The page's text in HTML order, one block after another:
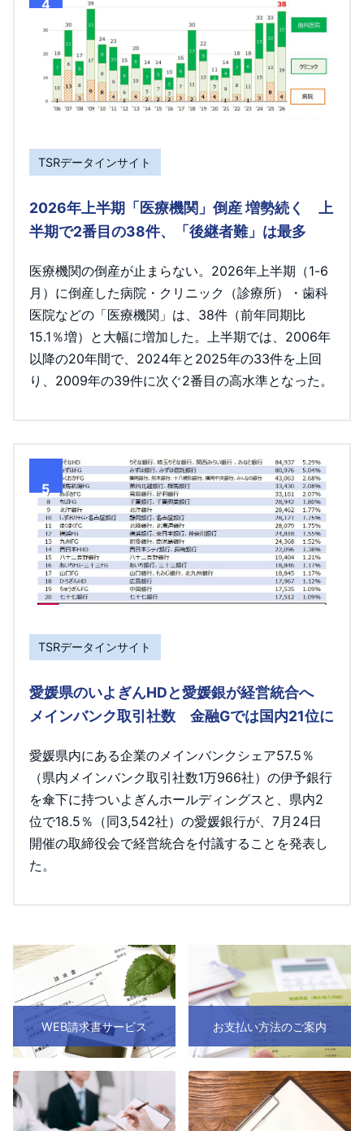
4
TSRデータインサイト
2026年上半期「医療機関」倒産 増勢続く 上
半期で2番目の38件、「後継者難」は最多
医療機関の倒産が止まらない。2026年上半期（1-6
月）に倒産した病院・クリニック（診療所）・歯科
医院などの「医療機関」は、38件（前年同期比
15.1％増）と大幅に増加した。上半期では、2006年
以降の20年間で、2024年と2025年の33件を上回
り、2009年の39件に次ぐ2番目の高水準となった。
5
TSRデータインサイト
愛媛県のいよぎんHDと愛媛銀が経営統合へ
メインバンク取引社数 金融Gでは国内21位に
愛媛県内にある企業のメインバンクシェア57.5％
（県内メインバンク取引社数1万966社）の伊予銀行
を傘下に持ついよぎんホールディングスと、県内2
位で18.5％（同3,542社）の愛媛銀行が、7月24日
開催の取締役会で経営統合を付議することを発表し
た。
WEB請求書サービス お支払い方法のご案内